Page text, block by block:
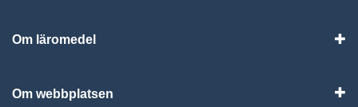
Om läromedel
Om webbplatsen